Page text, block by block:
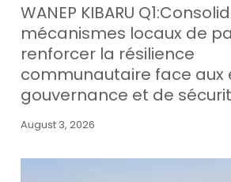
WANEP KIBARU
mécanismes locaux de
renforcer la résilience
communautaire face aux
gouvernance et de
August 3, 2026